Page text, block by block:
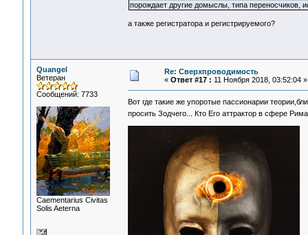
порождает другие домыслы, типа переносчиков,
а также регистратора и регистрируемого?
Quangel
Ветеран
Сообщений: 7733
Сaementarius Civitas
Solis Aeterna
Re: Сверхпроводимость
« Ответ #17 : 11 Ноября 2018, 03:52:04 »
Вот где такие же упоротые пассионарии
просить Зодчего... Кто Его аттрактор в сфере